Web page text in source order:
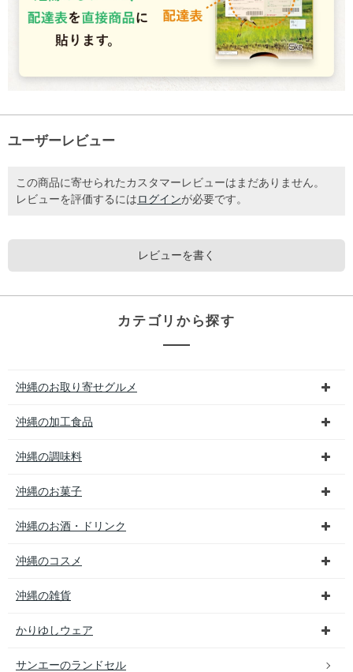
ユーザーレビュー
この商品に寄せられたカスタマーレビューはまだありません。
レビューを評価するには ログインが必要です。
レビューを書く
カテゴリから探す
沖縄のお取り寄せグルメ
沖縄の加工食品
沖縄の調味料
沖縄のお菓子
沖縄のお酒・ドリンク
沖縄のコスメ
沖縄の雑貨
かりゆしウェア
サンエーのランドセル